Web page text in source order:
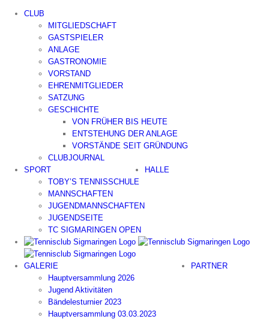
Inhalt
CLUB
MITGLIEDSCHAFT
GASTSPIELER
ANLAGE
GASTRONOMIE
VORSTAND
EHRENMITGLIEDER
SATZUNG
GESCHICHTE
VON FRÜHER BIS HEUTE
ENTSTEHUNG DER ANLAGE
VORSTÄNDE SEIT GRÜNDUNG
CLUBJOURNAL
SPORT
TOBY’S TENNISSCHULE
MANNSCHAFTEN
JUGENDMANNSCHAFTEN
JUGENDSEITE
TC SIGMARINGEN OPEN
HALLE
GALERIE
Hauptversammlung 2026
Jugend Aktivitäten
Bändelesturnier 2023
Hauptversammlung 03.03.2023
PARTNER